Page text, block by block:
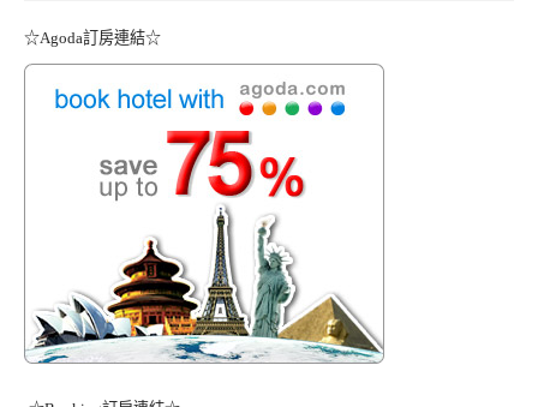
☆Agoda訂房連結☆